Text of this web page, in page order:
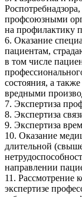
профсоюзными
на профилактику
6. Оказание
пациентам,
в том числе
состояния, а
вредными
7. Экспертиза
8. Экспертиза
9. Экспертиза
10. Оказание
длительной
направлении
11. Рассмотрение
экспертизе